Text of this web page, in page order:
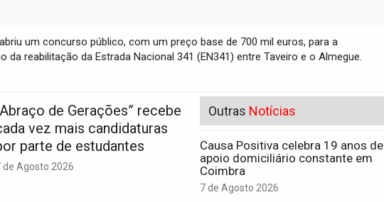
um concurso público, com um preço base de 700 mil euros, para a
reabilitação da Estrada Nacional 341 (EN341) entre Taveiro e o Almegue.
de Gerações” recebe
vez mais candidaturas
parte de estudantes
de Agosto 2026
Outras Notícias
Causa Positiva celebra 19 anos de
apoio domiciliário constante em
Coimbra
7 de Agosto 2026